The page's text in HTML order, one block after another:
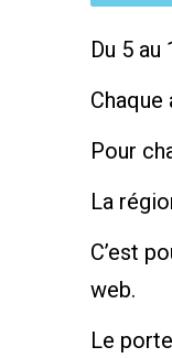
Du 5
Pour
La
C’est
web.
Le